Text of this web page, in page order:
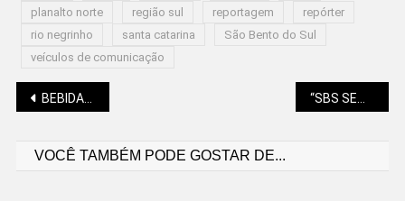
planalto norte
região sul reportagem
repórter
rio negrinho
santa catarina
São Bento do Sul
veículos de comunicação
Navegação
BEBIDAS ALCOÓLICAS, CIGARROS E OUTROS ITENS DEVEM TER “IMPOSTO SELETIVO”
VOCÊ TAMBÉM PODE GOSTAR DE...